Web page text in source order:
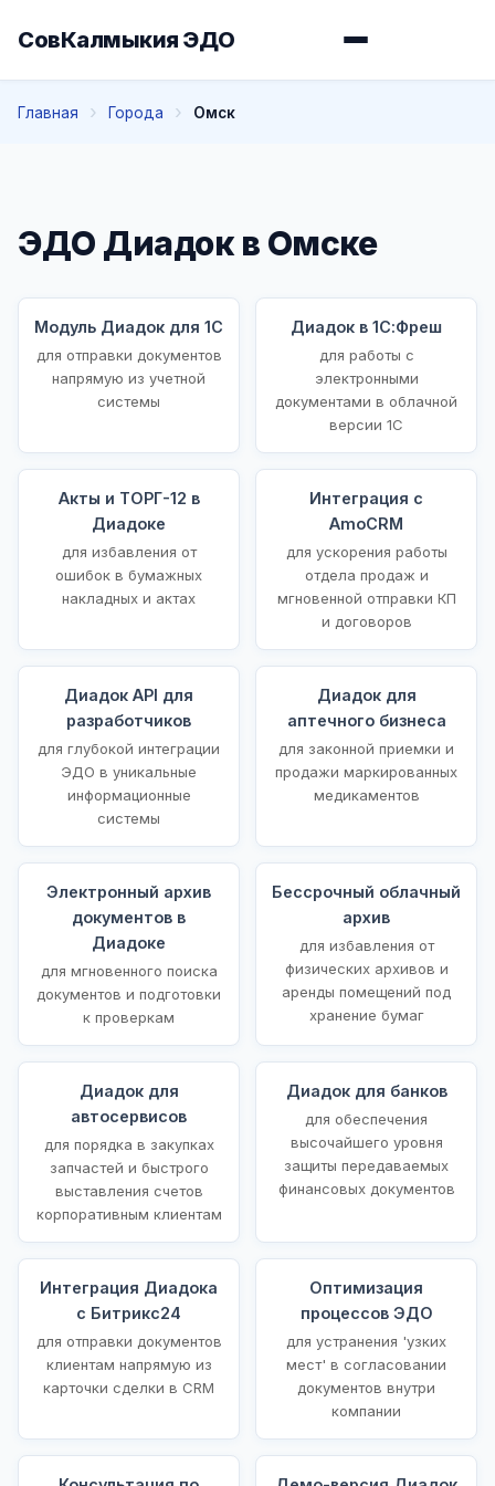
СовКалмыкия ЭДО
Главная Города Омск
ЭДО Диадок в Омске
Модуль Диадок для 1С
для отправки документов
напрямую из учетной
системы
Диадок в 1С:Фреш
для работы с
электронными
документами в облачной
версии 1С
Акты и ТОРГ-12 в
Диадоке
для избавления от
ошибок в бумажных
накладных и актах
Интеграция с
AmoCRM
для ускорения работы
отдела продаж и
мгновенной отправки КП
и договоров
Диадок API для
разработчиков
для глубокой интеграции
ЭДО в уникальные
информационные
системы
Диадок для
аптечного бизнеса
для законной приемки и
продажи маркированных
медикаментов
Электронный архив
документов в
Диадоке
для мгновенного поиска
документов и подготовки
к проверкам
Бессрочный облачный
архив
для избавления от
физических архивов и
аренды помещений под
хранение бумаг
Диадок для
автосервисов
для порядка в закупках
запчастей и быстрого
выставления счетов
корпоративным клиентам
Диадок для банков
для обеспечения
высочайшего уровня
защиты передаваемых
финансовых документов
Интеграция Диадока
с Битрикс24
для отправки документов
клиентам напрямую из
карточки сделки в CRM
Оптимизация
процессов ЭДО
для устранения 'узких
мест' в согласовании
документов внутри
компании